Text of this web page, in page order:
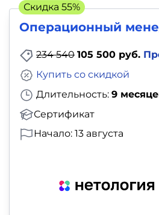
Операционный
234 540 105 500 руб.
Длительность: 9
Сертификат
Купить со скидкой
Начало: 13 августа
Скидка 55%
Маркетинг
Иностранный
язык
Для
детей
фитнес